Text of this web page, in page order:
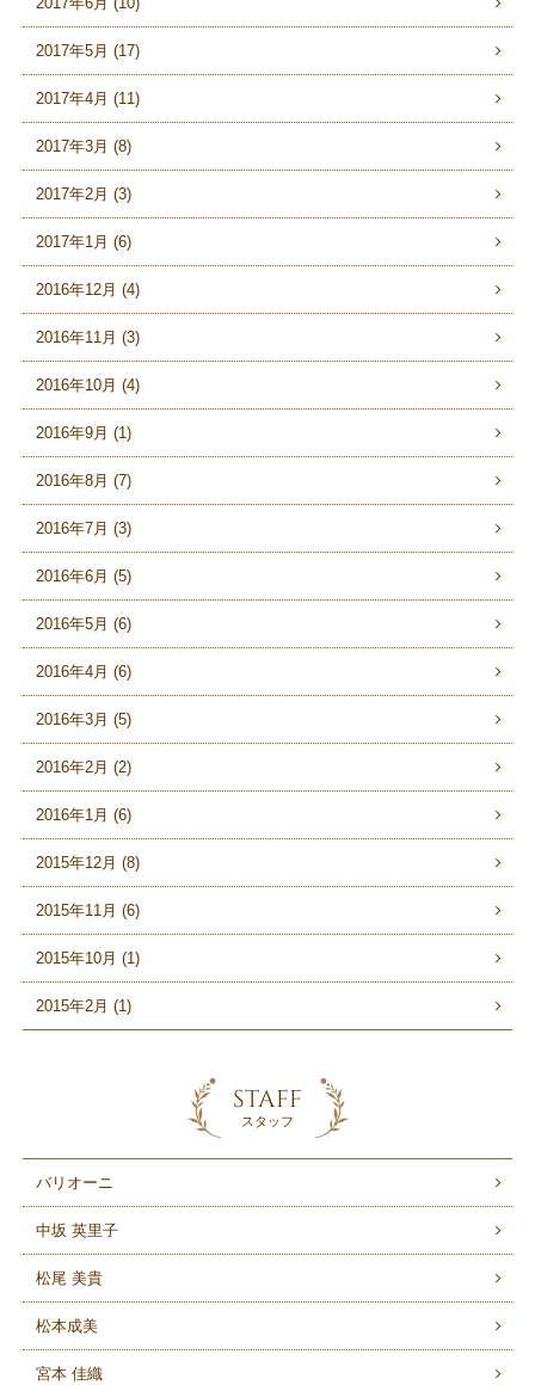
2017年5月 (17)
2017年4月 (11)
2017年3月 (8)
2017年2月 (3)
2017年1月 (6)
2016年12月 (4)
2016年11月 (3)
2016年10月 (4)
2016年9月 (1)
2016年8月 (7)
2016年7月 (3)
2016年6月 (5)
2016年5月 (6)
2016年4月 (6)
2016年3月 (5)
2016年2月 (2)
2016年1月 (6)
2015年12月 (8)
2015年11月 (6)
2015年10月 (1)
2015年2月 (1)
STAFF
スタッフ
バリオーニ
中坂 英里子
松尾 美貴
松本成美
宮本 佳織